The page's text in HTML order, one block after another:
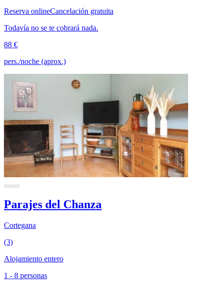
Reserva onlineCancelación gratuita
Todavía no se te cobrará nada.
88 €
pers./noche (aprox.)
Parajes del Chanza
Cortegana
(3)
Alojamiento entero
1 - 8 personas